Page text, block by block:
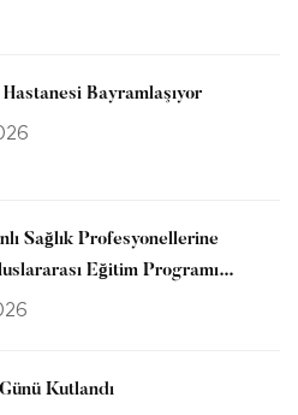
Bayramlaşıyor
Sağlık Profesyonellerine
Eğitim Programı
Kutlandı